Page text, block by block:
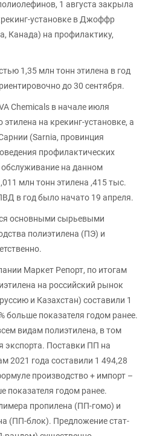
1 августа закрыла
установке в Джоффр
Канада) на профилактику,
1,35 млн тонн этилена в год
до 30 сентября.
Chemicals в начале июля
на крекинг-установке, а
(Sarnia, провинция
профилактических
на данном
млн тонн этилена ,415 тыс.
в год было начато 19 апреля.
основными сырьевыми
полиэтилена (ПЭ) и
Маркет Репорт, по итогам
на российский рынок
и Казахстан) составили 1
больше показателя годом ранее.
видам полиэтилена, в том
экспорта. Поставки ПП на
2021 года составили 1 494,28
производство + импорт –
показателя годом ранее.
пропилена (ПП-гомо) и
(ПП-блок). Предложение стат-